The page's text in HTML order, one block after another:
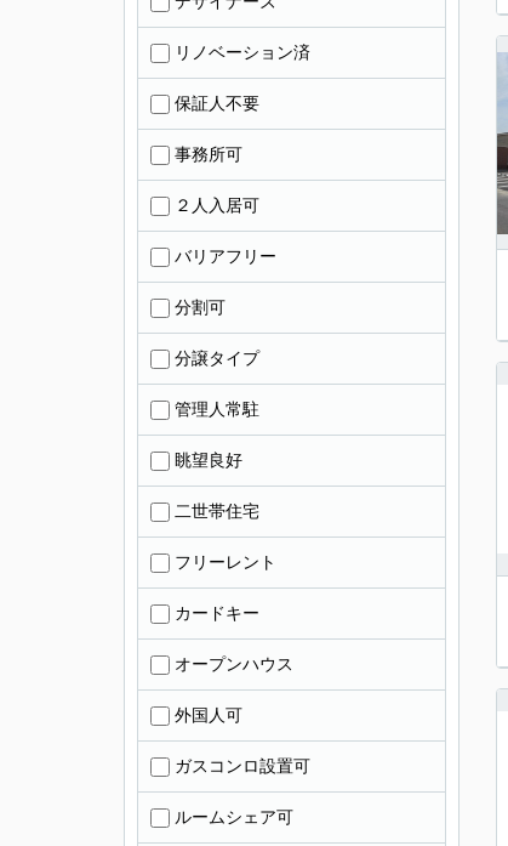
リノベーション済
保証人不要
事務所可
２人入居可
バリアフリー
分割可
分譲タイプ
管理人常駐
眺望良好
二世帯住宅
フリーレント
カードキー
オープンハウス
外国人可
ガスコンロ設置可
ルームシェア可